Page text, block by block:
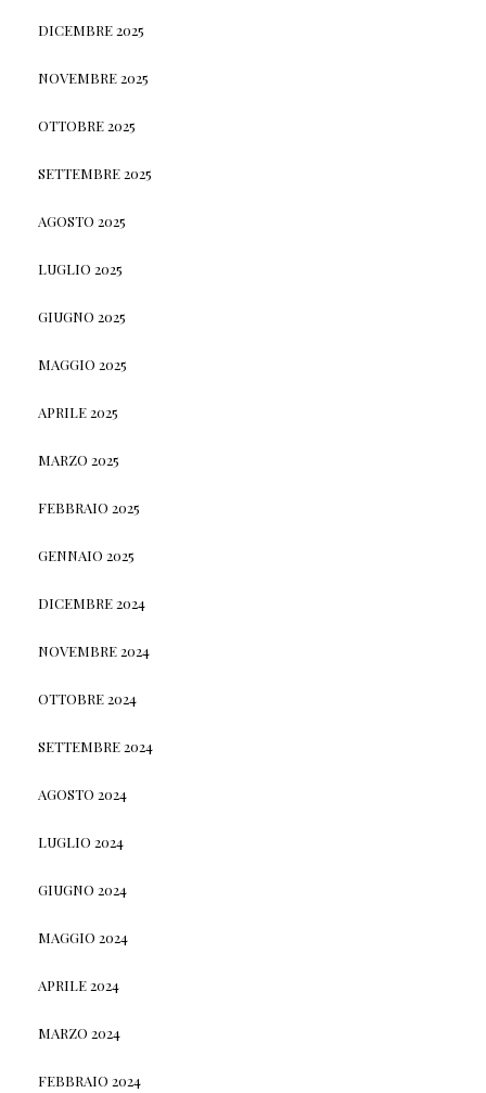
DICEMBRE 2025
NOVEMBRE 2025
OTTOBRE 2025
SETTEMBRE 2025
AGOSTO 2025
LUGLIO 2025
GIUGNO 2025
MAGGIO 2025
APRILE 2025
MARZO 2025
FEBBRAIO 2025
GENNAIO 2025
DICEMBRE 2024
NOVEMBRE 2024
OTTOBRE 2024
SETTEMBRE 2024
AGOSTO 2024
LUGLIO 2024
GIUGNO 2024
MAGGIO 2024
APRILE 2024
MARZO 2024
FEBBRAIO 2024